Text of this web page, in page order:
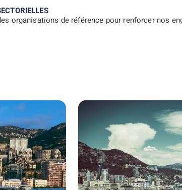
organisations de référence pour renforcer nos